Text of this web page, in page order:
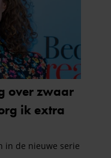
en analyse. Deze
met andere
of die ze hebben
van hun services. U
u onze website blijft